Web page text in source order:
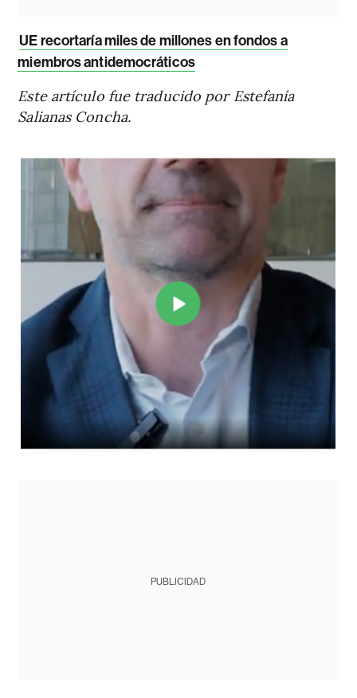
UE recortaría miles de millones en fondos a
miembros antidemocráticos
Este artículo fue traducido por Estefanía
Salianas Concha.
PUBLICIDAD